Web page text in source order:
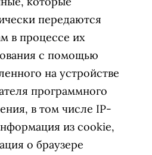
передаются
в процессе их
с помощью
на устройстве
программного
в том числе IP-
из cookie,
о браузере